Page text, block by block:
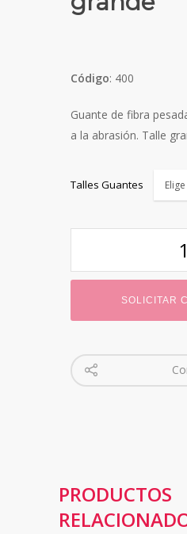
Código: 400
Guante de fibra
a la abrasión. Talle
Talles Guantes
SOLICITAR
PRODUCTOS